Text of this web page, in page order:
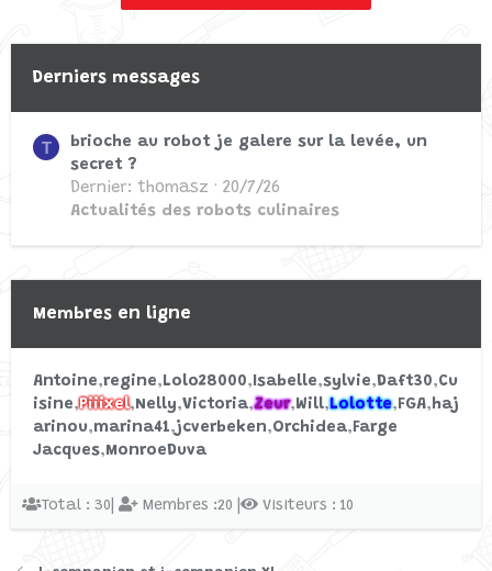
Derniers messages
T
brioche au robot je galere sur la levée, un
secret ?
Dernier: thomasz
20/7/26
Actualités des robots culinaires
Membres en ligne
Antoine regine Lolo28000 Isabelle sylvie Daft30 Cu
isine Piiixel Nelly Victoria Zeur Will Lolotte FGA haj
arinou marina41 jcverbeken Orchidea Farge
Jacques MonroeDuva
Total : 30| Membres :20 | Visiteurs : 10